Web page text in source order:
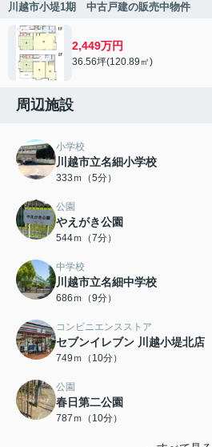
川越市小堤1期 中古戸建の販売中物件
2,449万円
36.56坪(120.89㎡)
周辺施設
小学校
川越市立名細小学校
333ｍ（5分）
公園
やえがき公園
544ｍ（7分）
中学校
川越市立名細中学校
686ｍ（9分）
コンビニエンスストア
セブンイレブン 川越小堤北店
749ｍ（10分）
公園
春日第二公園
787ｍ（10分）